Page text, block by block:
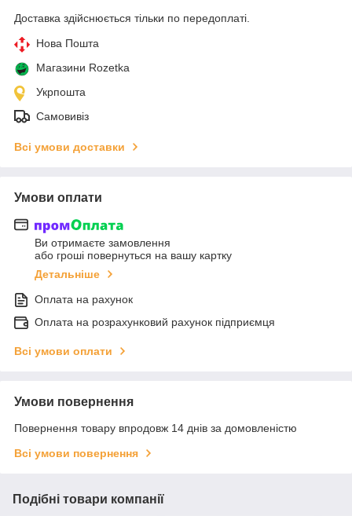
Доставка здійснюється тільки по передоплаті.
Нова Пошта
Магазини Rozetka
Укрпошта
Самовивіз
Всі умови доставки
Умови оплати
Ви отримаєте замовлення
або гроші повернуться на вашу картку
Детальніше
Оплата на рахунок
Оплата на розрахунковий рахунок підприємця
Всі умови оплати
Умови повернення
Повернення товару впродовж 14 днів за домовленістю
Всі умови повернення
Подібні товари компанії